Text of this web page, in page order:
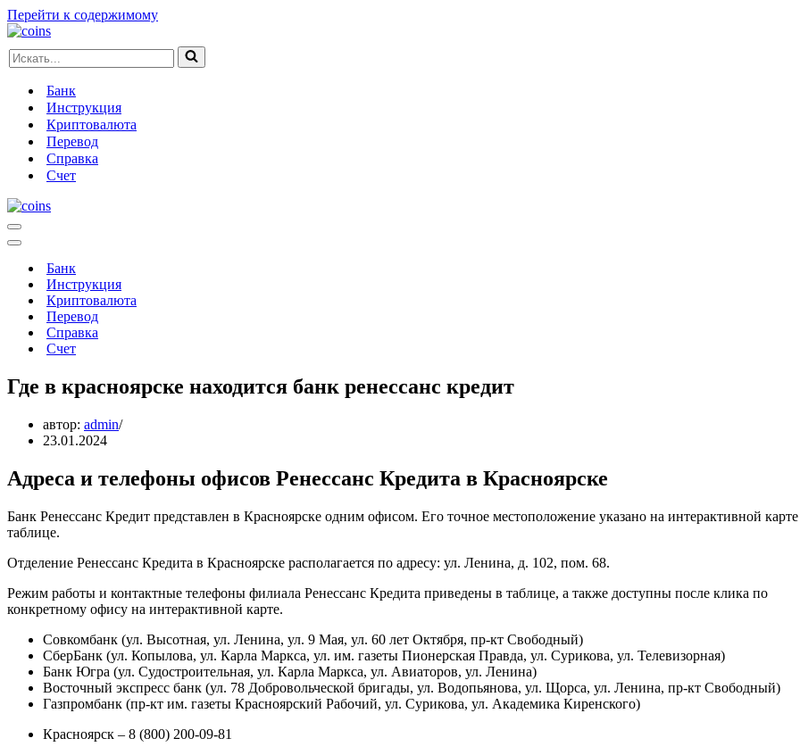
Перейти к содержимому
Искать...
Банк
Инструкция
Криптовалюта
Перевод
Справка
Счет
Меню
навигации
Меню
навигацииБанк
Инструкция
Криптовалюта
Перевод
Справка
Счет
Где в красноярске находится банк ренессанс кредит
автор: admin
23.01.2024
Адреса и телефоны офисов Ренессанс Кредита в Красноярске
Банк Ренессанс Кредит представлен в Красноярске одним офисом. Его точное местоположение указано на интерактивной
таблице.
Отделение Ренессанс Кредита в Красноярске располагается по адресу: ул. Ленина, д. 102, пом. 68.
Режим работы и контактные телефоны филиала Ренессанс Кредита приведены в таблице, а также доступны после клика по
конкретному офису на интерактивной карте.
Совкомбанк (ул. Высотная, ул. Ленина, ул. 9 Мая, ул. 60 лет Октября, пр-кт Свободный)
СберБанк (ул. Копылова, ул. Карла Маркса, ул. им. газеты Пионерская Правда, ул. Сурикова, ул. Телевизорная)
Банк Югра (ул. Судостроительная, ул. Карла Маркса, ул. Авиаторов, ул. Ленина)
Восточный экспресс банк (ул. 78 Добровольческой бригады, ул. Водопьянова, ул. Щорса, ул. Ленина, пр-кт Свободный)
Газпромбанк (пр-кт им. газеты Красноярский Рабочий, ул. Сурикова, ул. Академика Киренского)
Красноярск – 8 (800) 200-09-81